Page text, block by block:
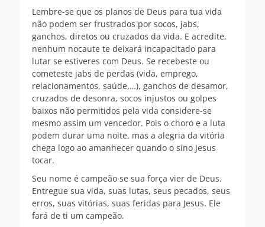
Lembre-se que os planos de Deus para tua vida
não podem ser frustrados por socos, jabs,
ganchos, diretos ou cruzados da vida. E acredite,
nenhum nocaute te deixará incapacitado para
lutar se estiveres com Deus. Se recebeste ou
cometeste jabs de perdas (vida, emprego,
relacionamentos, saúde,…), ganchos de desamor,
cruzados de desonra, socos injustos ou golpes
baixos não permitidos pela vida considere-se
mesmo assim um vencedor. Pois o choro e a luta
podem durar uma noite, mas a alegria da vitória
chega logo ao amanhecer quando o sino Jesus
tocar.
Seu nome é campeão se sua força vier de Deus.
Entregue sua vida, suas lutas, seus pecados, seus
erros, suas vitórias, suas feridas para Jesus. Ele
fará de ti um campeão.